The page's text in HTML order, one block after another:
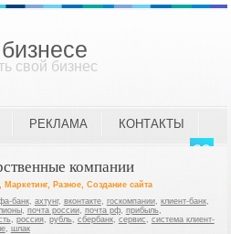
свой бизнес
РЕКЛАМА КОНТАКТЫ
компании
, Маркетинг, Разное, Создание сайта
банк, ахтунг, вконтакте, госкомпании, клиент-банк,
, почта россии, почта рф, прибыль,
, россия, рубль, сбербанк, сервис , система клиент-
, шлак